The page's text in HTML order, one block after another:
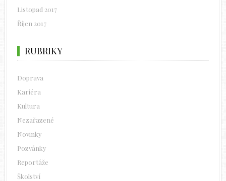
Listopad 2017
Říjen 2017
RUBRIKY
Doprava
Kariéra
Kultura
Nezařazené
Novinky
Pozvánky
Reportáže
Školství